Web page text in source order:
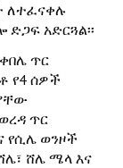
ለተፈናቀሉ
አድርጓል፡፡
ጥር
የ4 ሰዎች
ጥር
የሲሌ ወንዞች
ሸሌ ሜላ እና